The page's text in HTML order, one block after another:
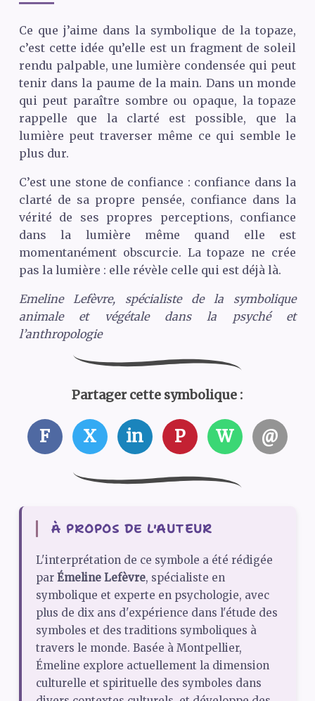
Ce que j’aime dans la symbolique de la topaze,
c’est cette idée qu’elle est un fragment de soleil
rendu palpable, une lumière condensée qui peut
tenir dans la paume de la main. Dans un monde
qui peut paraître sombre ou opaque, la topaze
rappelle que la clarté est possible, que la
lumière peut traverser même ce qui semble le
plus dur.
C’est une stone de confiance : confiance dans la
clarté de sa propre pensée, confiance dans la
vérité de ses propres perceptions, confiance
dans la lumière même quand elle est
momentanément obscurcie. La topaze ne crée
pas la lumière : elle révèle celle qui est déjà là.
Emeline Lefèvre, spécialiste de la symbolique
animale et végétale dans la psyché et
l’anthropologie
Partager cette symbolique :
F X in P W @
À PROPOS DE L'AUTEUR
L'interprétation de ce symbole a été rédigée
par Émeline Lefèvre, spécialiste en
symbolique et experte en psychologie, avec
plus de dix ans d'expérience dans l'étude des
symboles et des traditions symboliques à
travers le monde. Basée à Montpellier,
Émeline explore actuellement la dimension
culturelle et spirituelle des symboles dans